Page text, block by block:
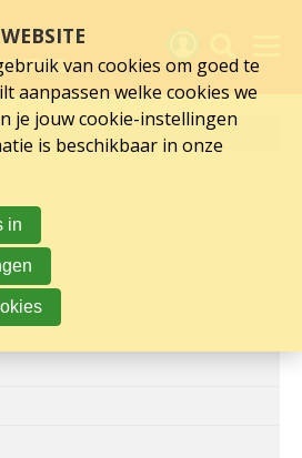
Activiteiten
Nieuws
Verslagen
Sluit je aan
Over UCK
van cookies om goed te
aanpassen welke cookies we
je jouw cookie-instellingen
is beschikbaar in onze
in